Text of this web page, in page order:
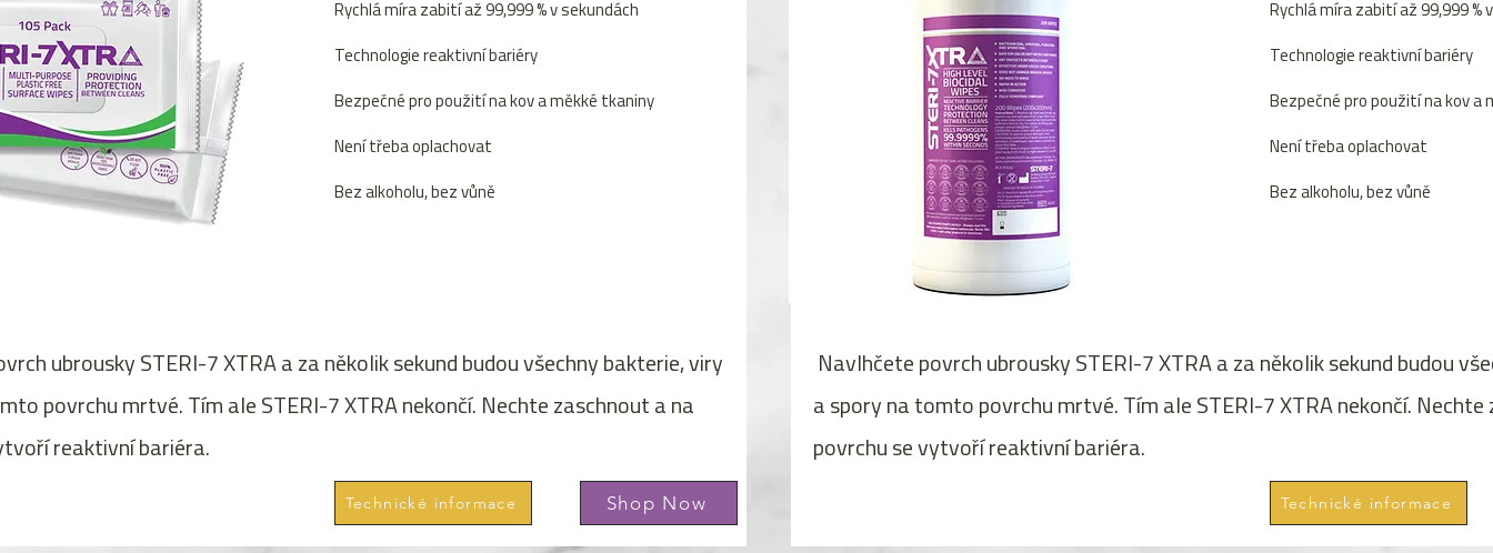
ubrousky STERI-7 XTRA a za několik sekund budou všechny bakterie, viry
povrchu mrtvé. Tím ale STERI-7 XTRA nekončí. Nechte zaschnout a na
reaktivní bariéra.
Rychlá míra zabití až 99,999 % v sekundách
Technologie reaktivní bariéry
Bezpečné pro použití na kov a měkké tkaniny
Není třeba oplachovat
Bez alkoholu, bez vůně
Technické informace Shop Now
Navlhčete povrch ubrousky STERI-7 XTRA a za několik sekund budou
a spory na tomto povrchu mrtvé. Tím ale STERI-7 XTRA nekončí. Nechte
povrchu se vytvoří reaktivní bariéra.
Rychlá míra zabití až 99,999 %
Technologie reaktivní bariéry
Bezpečné pro použití na kov a
Není třeba oplachovat
Bez alkoholu, bez vůně
Technické informace